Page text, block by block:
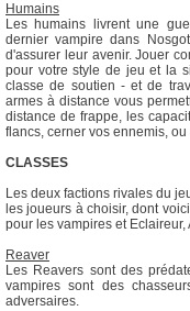
Humains
Les humains livrent une
dernier vampire dans
d'assurer leur avenir. Jouer
pour votre style de jeu et la
classe de soutien - et de
armes à distance vous
distance de frappe, les
flancs, cerner vos ennemis,
CLASSES
Les deux factions rivales du
les joueurs à choisir, dont
pour les vampires et
Reaver
Les Reavers sont des
vampires sont des
adversaires.